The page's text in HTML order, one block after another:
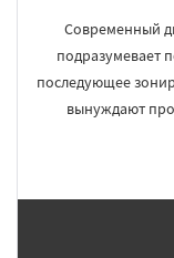
Современный
подразумевает
последующее
вынуждают